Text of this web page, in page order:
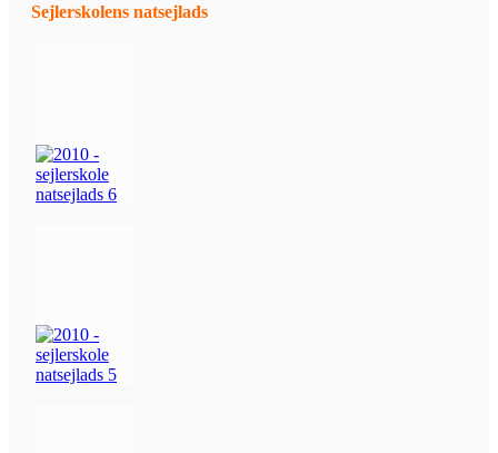
Sejlerskolens natsejlads